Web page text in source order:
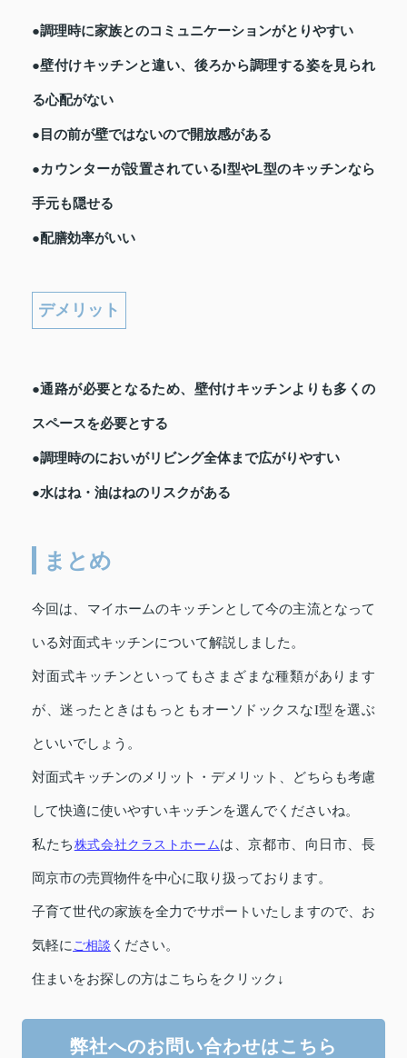
●調理時に家族とのコミュニケーションがとりやすい
●壁付けキッチンと違い、後ろから調理する姿を見られ
る心配がない
●目の前が壁ではないので開放感がある
●カウンターが設置されているI型やL型のキッチンなら
手元も隠せる
●配膳効率がいい
デメリット
●通路が必要となるため、壁付けキッチンよりも多くの
スペースを必要とする
●調理時のにおいがリビング全体まで広がりやすい
●水はね・油はねのリスクがある
まとめ
今回は、マイホームのキッチンとして今の主流となって
いる対面式キッチンについて解説しました。
対面式キッチンといってもさまざまな種類があります
が、迷ったときはもっともオーソドックスなI型を選ぶ
といいでしょう。
対面式キッチンのメリット・デメリット、どちらも考慮
して快適に使いやすいキッチンを選んでくださいね。
私たち株式会社クラストホームは、京都市、向日市、長
岡京市の売買物件を中心に取り扱っております。
子育て世代の家族を全力でサポートいたしますので、お
気軽にご相談 ください。
住まいをお探しの方はこちらをクリック↓
弊社へのお問い合わせはこちら